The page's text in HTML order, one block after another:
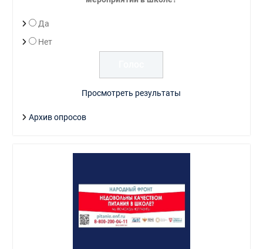
Да
Нет
Просмотреть результаты
Архив опросов